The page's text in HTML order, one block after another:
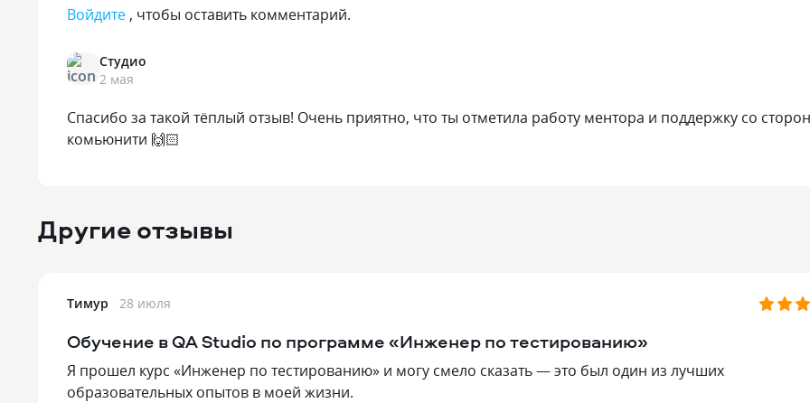
Войдите , чтобы оставить комментарий.
Студио
2 мая
Спасибо за такой тёплый отзыв! Очень приятно, что ты отметила работу ментора и поддержку со
комьюнити 🙌🏻
Другие отзывы
Тимур 28 июля
Обучение в QA Studio по программе «Инженер по тестированию»
Я прошел курс «Инженер по тестированию» и могу смело сказать — это был один из лучших
образовательных опытов в моей жизни.